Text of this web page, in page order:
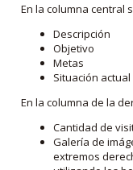
En la columna central
Descripción
Objetivo
Metas
Situación
En la columna de la
Cantidad de
Galería de
extremos